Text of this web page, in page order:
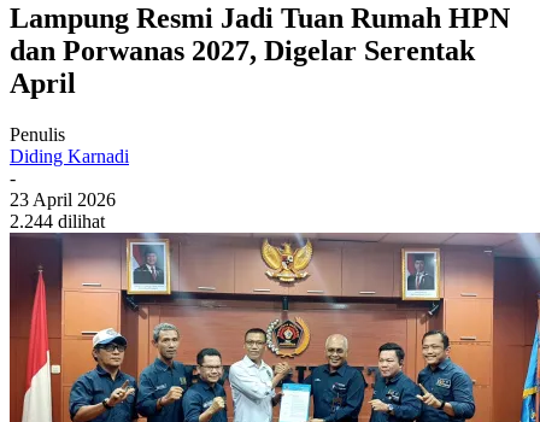
Lampung Resmi Jadi Tuan Rumah HPN
dan Porwanas 2027, Digelar Serentak
April
Penulis
Diding Karnadi
-
23 April 2026
2.244 dilihat